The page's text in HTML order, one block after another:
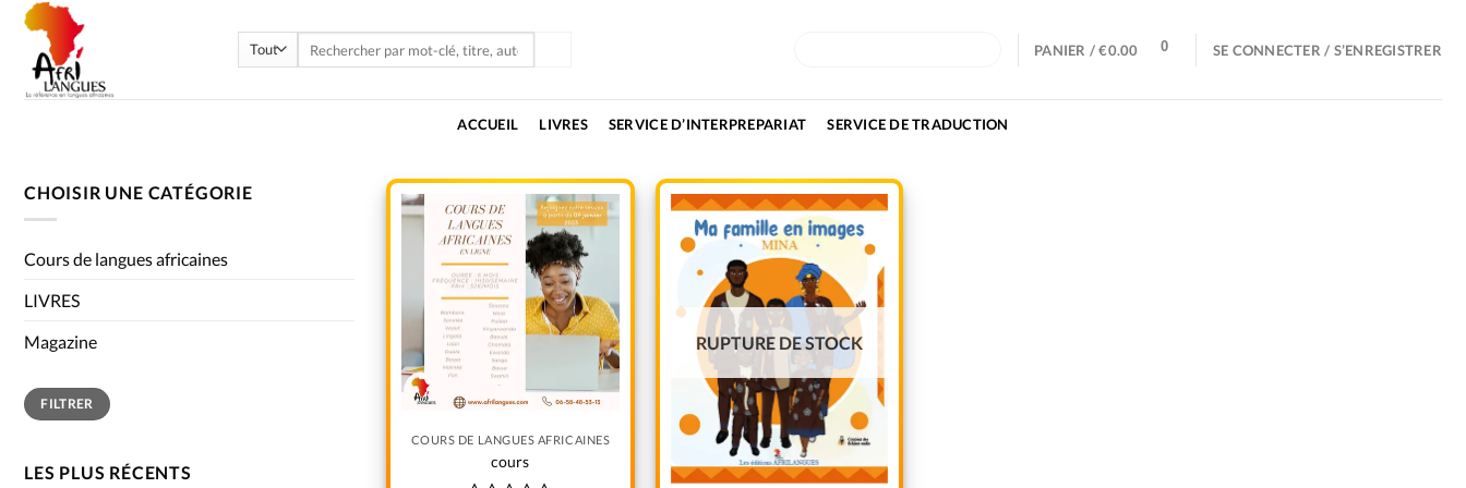
PANIER /€0.00 0 SE CONNECTER / S’ENREGISTRER
ACCUEIL LIVRES SERVICE D’INTERPREPARIAT SERVICE DE TRADUCTION
CHOISIR UNE CATÉGORIE
Cours de langues africaines
LIVRES
Magazine
FILTRER
LES PLUS RÉCENTS
Add to
wishlist
COURS DE LANGUES AFRICAINES
cours
Add to
wishlist
RUPTURE DE STOCK